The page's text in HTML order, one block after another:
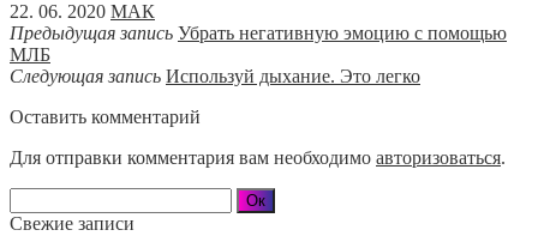
22. 06. 2020 МАК
Предыдущая запись Убрать негативную эмоцию с помощью
МЛБ
Следующая запись Используй дыхание. Это легко
Оставить комментарий
Для отправки комментария вам необходимо авторизоваться.
Свежие записи